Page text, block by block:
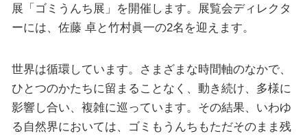
展「ゴミうんち展」を開催します。展覧会ディレクタ
ーには、佐藤 卓と竹村眞一の2名を迎えます。
世界は循環しています。さまざまな時間軸のなかで、
ひとつのかたちに留まることなく、動き続け、多様に
影響し合い、複雑に巡っています。その結果、いわゆ
る自然界においては、ゴミもうんちもただそのまま残